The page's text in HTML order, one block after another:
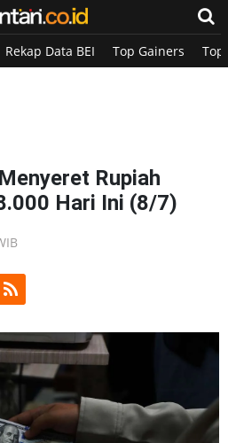
Rekap Data BEI Top Gainers Top
Rupiah
Hari Ini (8/7)